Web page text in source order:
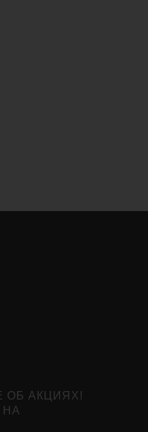
ОБ АКЦИЯХ!